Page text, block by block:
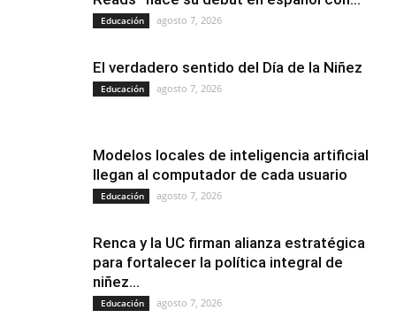
Educación agosto 7, 2026
El verdadero sentido del Día de la Niñez
Educación agosto 7, 2026
Modelos locales de inteligencia artificial
llegan al computador de cada usuario
Educación agosto 7, 2026
Renca y la UC firman alianza estratégica
para fortalecer la política integral de
niñez...
Educación agosto 7, 2026